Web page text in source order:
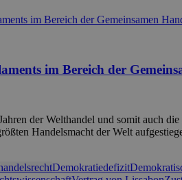
im Bereich der
der Welthandel und somit auch
Handelsmacht der Welt
Demokratiedefizit